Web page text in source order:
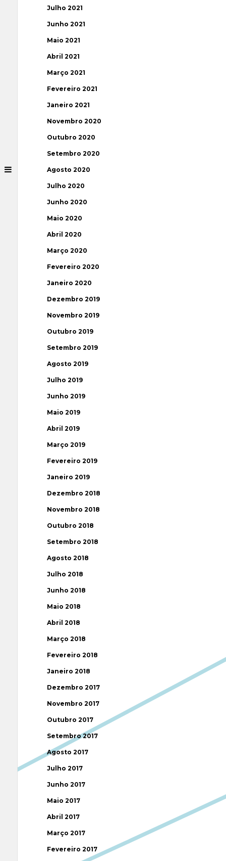
Julho 2021
Junho 2021
Maio 2021
Abril 2021
Março 2021
Fevereiro 2021
Janeiro 2021
Novembro 2020
Outubro 2020
Setembro 2020
Agosto 2020
Julho 2020
Junho 2020
Maio 2020
Abril 2020
Março 2020
Fevereiro 2020
Janeiro 2020
Dezembro 2019
Novembro 2019
Outubro 2019
Setembro 2019
Agosto 2019
Julho 2019
Junho 2019
Maio 2019
Abril 2019
Março 2019
Fevereiro 2019
Janeiro 2019
Dezembro 2018
Novembro 2018
Outubro 2018
Setembro 2018
Agosto 2018
Julho 2018
Junho 2018
Maio 2018
Abril 2018
Março 2018
Fevereiro 2018
Janeiro 2018
Dezembro 2017
Novembro 2017
Outubro 2017
Setembro 2017
Agosto 2017
Julho 2017
Junho 2017
Maio 2017
Abril 2017
Março 2017
Fevereiro 2017